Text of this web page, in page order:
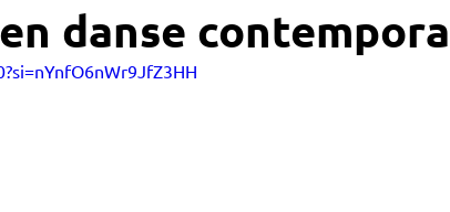
danse